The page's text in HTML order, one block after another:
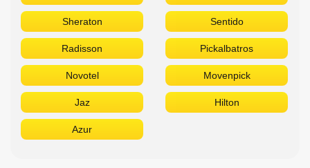
Сетевые отели ОАЭ
Отдыхайте в лучших отелях